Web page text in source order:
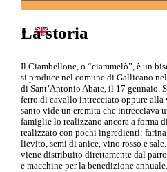
La storia
Il Ciambellone, o “ciammelò”, è un
si produce nel comune di Gallicano
di Sant’Antonio Abate, il 17 gennaio.
ferro di cavallo intrecciato oppure
santo vide un eremita che intrecciava
famiglie lo realizzano ancora a forma
realizzato con pochi ingredienti:
lievito, semi di anice, vino rosso e
viene distribuito direttamente dal
e macchine per la benedizione annuale.